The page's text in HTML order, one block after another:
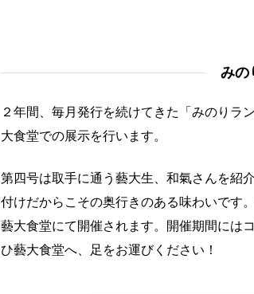
みの
２年間、毎月発行を続けてきた「みのりラ
大食堂での展示を行います。
第四号は取手に通う藝大生、和氣さんを紹
付けだからこその奥行きのある味わいです
藝大食堂にて開催されます。開催期間には
ひ藝大食堂へ、足をお運びください！